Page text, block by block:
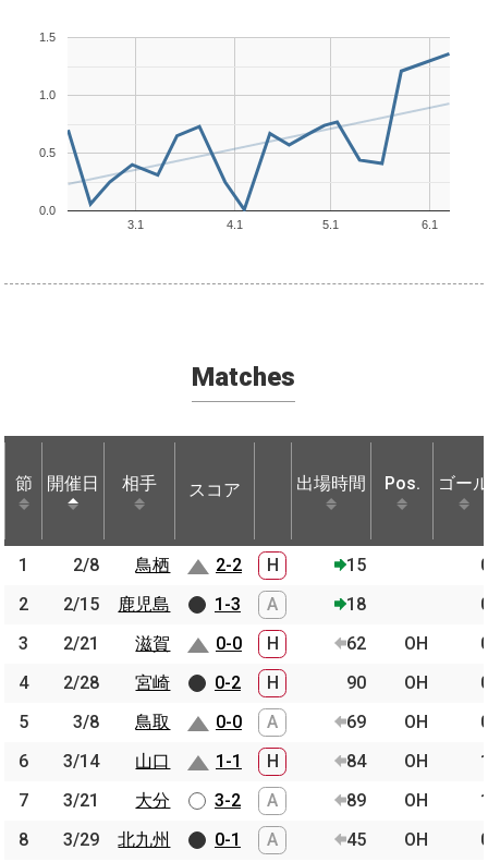
3.1 4.1 5.1 6.1
0.0
0.5
1.0
1.5
Matches
節 開催日 相手 スコア 出場時間 Pos. ゴー
節 開催日 相手 スコア 出場時間 ゴー
1 2/8 鳥栖 2-2 H 15
2
2/15 鹿児島 1-3 A 18
3
2/21 滋賀 0-0 H 62 OH
4
2/28 宮崎 0-2 H 90 OH
5
3/8 鳥取 0-0 A 69 OH
6
3/14 山口 1-1 H 84 OH
7
3/21 大分 3-2 A 89 OH
8
3/29 北九州 0-1 A 45 OH
節 開催日 相手
1 2/8
鳥栖
2
2/15
鹿児島
3
2/21
滋賀
4
2/28
宮崎
5
3/8
鳥取
6
3/14
山口
7
3/21
大分
8
3/29
北九州